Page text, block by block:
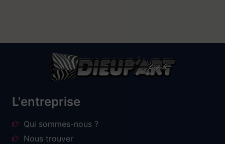
L'entreprise
Qui sommes-nous ?
Nous trouver